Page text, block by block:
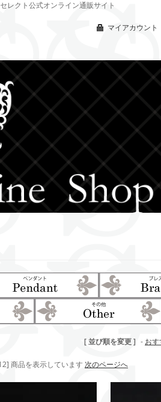
レクト公式オンライン通販サイト
マイアカウント
[ 並び順を変更 ] - お
商品を表示しています 次のページへ